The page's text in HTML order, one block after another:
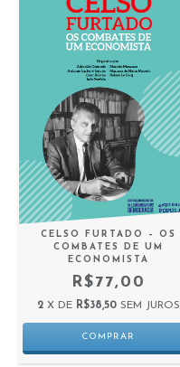
CELSO FURTADO – OS
COMBATES DE UM
ECONOMISTA
R$77,00
2 X DE R$38,50 SEM JUROS